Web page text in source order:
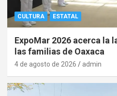
CULTURA ESTATAL
ExpoMar 2026 acerca la
las familias de Oaxaca
4 de agosto de 2026 admin